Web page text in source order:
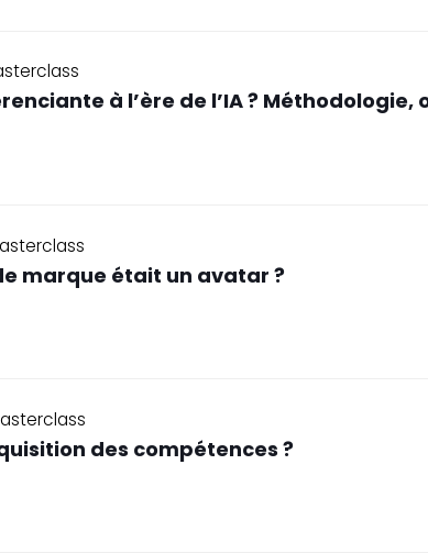
à l’ère de l’IA ?
marque était un avatar ?
des compétences ?